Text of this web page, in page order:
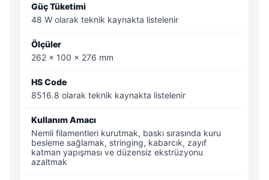
Güç Tüketimi
48 W olarak teknik kaynakta listelenir
Ölçüler
262 × 100 × 276 mm
HS Code
8516.8 olarak teknik kaynakta listelenir
Kullanım Amacı
Nemli filamentleri kurutmak, baskı sırasında kuru
besleme sağlamak, stringing, kabarcık, zayıf
katman yapışması ve düzensiz ekstrüzyonu
azaltmak